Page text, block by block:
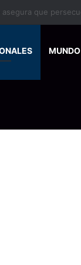
circular
MUNDO